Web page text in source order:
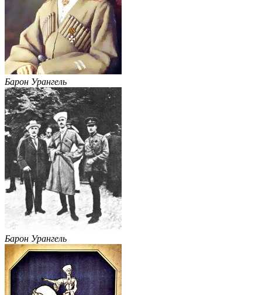
Барон Урангель
Барон Урангель